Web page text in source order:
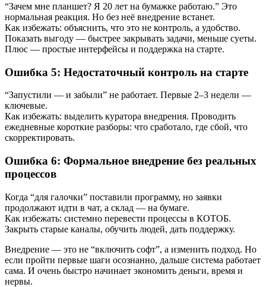
“Зачем мне планшет? Я 20 лет на бумажке работаю.” Это
нормальная реакция. Но без неё внедрение встанет.
Как избежать: объяснить, что это не контроль, а удобство.
Показать выгоду — быстрее закрывать задачи, меньше суеты.
Плюс — простые интерфейсы и поддержка на старте.
Ошибка 5: Недостаточный контроль на старте
“Запустили — и забыли” не работает. Первые 2–3 недели —
ключевые.
Как избежать: выделить куратора внедрения. Проводить
ежедневные короткие разборы: что сработало, где сбой, что
скорректировать.
Ошибка 6: Формальное внедрение без реальных
процессов
Когда “для галочки” поставили программу, но заявки
продолжают идти в чат, а склад — на бумаге.
Как избежать: системно перевести процессы в КОТОБ.
Закрыть старые каналы, обучить людей, дать поддержку.
Внедрение — это не “включить софт”, а изменить подход. Но
если пройти первые шаги осознанно, дальше система работает
сама. И очень быстро начинает экономить деньги, время и
нервы.